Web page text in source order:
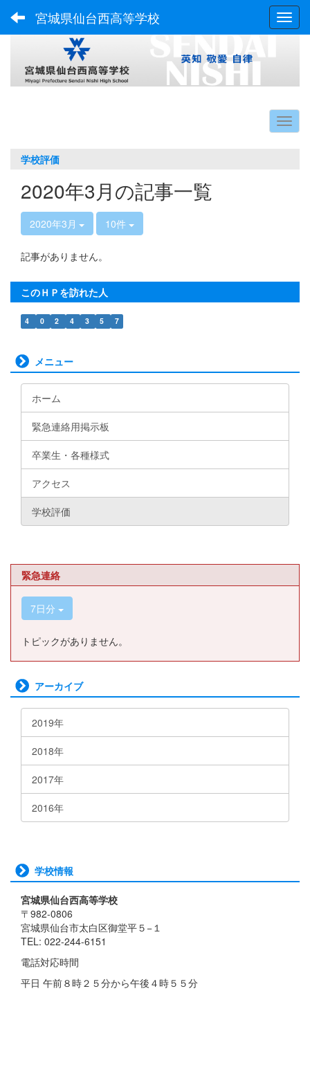
宮城県仙台西高等学校
学校評価
2020年3月の記事一覧
2020年3月 10件
記事がありません。
このＨＰを訪れた人
4 0 2 4 3 5 7
メニュー
ホーム
緊急連絡用掲示板
卒業生・各種様式
アクセス
学校評価
緊急連絡
7日分
トピックがありません。
アーカイブ
2019年
2018年
2017年
2016年
学校情報
宮城県仙台西高等学校
〒982-0806
宮城県仙台市太白区御堂平５−１
TEL: 022-244-6151
電話対応時間
平日 午前８時２５分から午後４時５５分